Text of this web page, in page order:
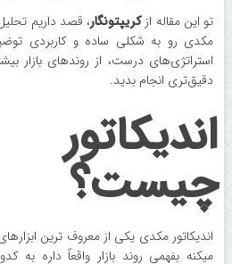
تو این مقاله ازکریپتونگار، قصد داریم تحلیل
مکدی رو به شکلی ساده و کاربردی
استراتژی‌های درست، از روندهای بازار
دقیق‌تری انجام بدید.
چیست؟
اندیکاتور مکدی یکی از معروف ترین
میکنه بفهمی روند بازار واقعاً داره